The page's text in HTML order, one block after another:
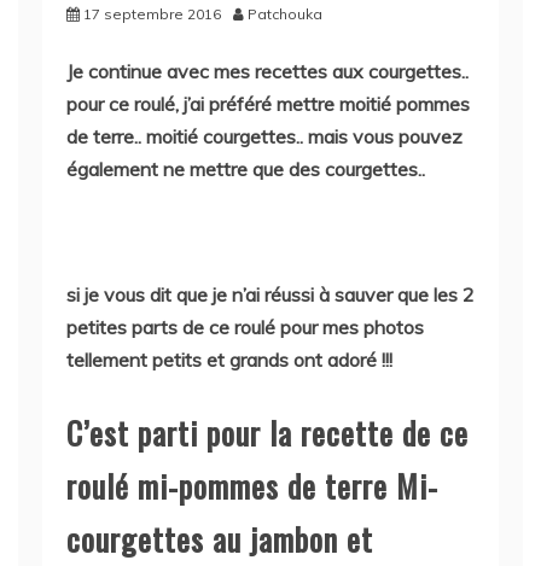
17 septembre 2016 Patchouka
Je continue avec mes recettes aux courgettes..
pour ce roulé, j’ai préféré mettre moitié pommes
de terre.. moitié courgettes.. mais vous pouvez
également ne mettre que des courgettes..
si je vous dit que je n’ai réussi à sauver que les 2
petites parts de ce roulé pour mes photos
tellement petits et grands ont adoré !!!
C’est parti pour la recette de ce
roulé mi-pommes de terre Mi-
courgettes au jambon et